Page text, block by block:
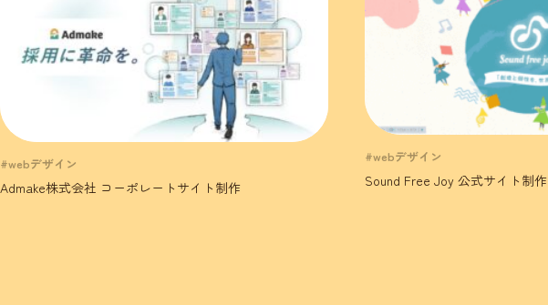
#webデザイン
Admake株式会社 コーポレートサイト制作
#webデザイン
Sound Free Joy 公式サイト制作